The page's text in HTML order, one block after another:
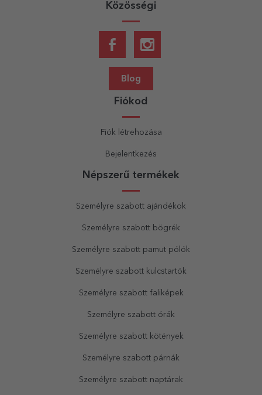
Közösségi
Blog
Fiókod
Fiók létrehozása
Bejelentkezés
Népszerű termékek
Személyre szabott ajándékok
Személyre szabott bögrék
Személyre szabott pamut pólók
Személyre szabott kulcstartók
Személyre szabott faliképek
Személyre szabott órák
Személyre szabott kötények
Személyre szabott párnák
Személyre szabott naptárak